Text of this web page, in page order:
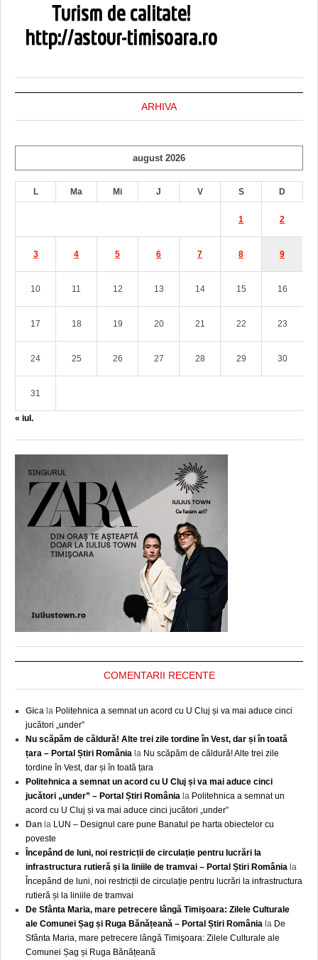
ARHIVA
august 2026
L Ma Mi J V S D
1 2
3 4 5 6 7 8 9
10 11 12 13 14 15 16
17 18 19 20 21 22 23
24 25 26 27 28 29 30
31
« iul.
COMENTARII RECENTE
Gica la Politehnica a semnat un acord cu U Cluj și va mai aduce cinci
jucători „under”
Nu scăpăm de căldură! Alte trei zile tordine în Vest, dar și în toată
țara – Portal Știri România la Nu scăpăm de căldură! Alte trei zile
tordine în Vest, dar și în toată țara
Politehnica a semnat un acord cu U Cluj și va mai aduce cinci
jucători „under” – Portal Știri România la Politehnica a semnat un
acord cu U Cluj și va mai aduce cinci jucători „under”
Dan la LUN – Designul care pune Banatul pe harta obiectelor cu
poveste
Începând de luni, noi restricții de circulație pentru lucrări la
infrastructura rutieră și la liniile de tramvai – Portal Știri România la
Începând de luni, noi restricții de circulație pentru lucrări la infrastructura
rutieră și la liniile de tramvai
De Sfânta Maria, mare petrecere lângă Timişoara: Zilele Culturale
ale Comunei Șag și Ruga Bănățeană – Portal Știri România la De
Sfânta Maria, mare petrecere lângă Timişoara: Zilele Culturale ale
Comunei Șag și Ruga Bănățeană